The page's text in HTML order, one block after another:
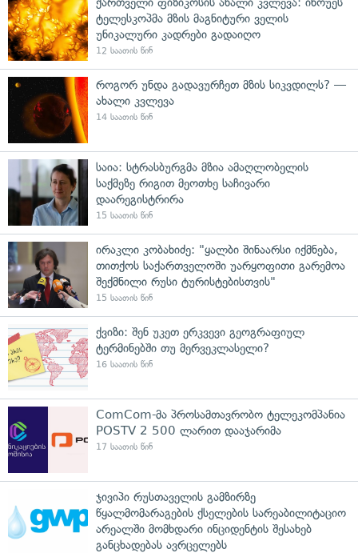
ტელესკოპმა მზის მაგნიტური ველის
უნიკალური კადრები გადაიღო
12 საათის წინ
როგორ უნდა გადავურჩეთ მზის სიკვდილს? —
ახალი კვლევა
14 საათის წინ
საია: სტრასბურგმა მზია ამაღლობელის
საქმეზე რიგით მეოთხე საჩივარი
დაარეგისტრირა
15 საათის წინ
ირაკლი კობახიძე: "ყალბი შინაარსი იქმნება,
თითქოს საქართველოში უარყოფითი გარემოა
შექმნილი რუსი ტურისტებისთვის"
15 საათის წინ
ქვიზი: შენ უკეთ ერკვევი გეოგრაფიულ
ტერმინებში თუ მერვეკლასელი?
16 საათის წინ
ComCom-მა პროსამთავრობო ტელეკომპანია
POSTV 2 500 ლარით დააჯარიმა
17 საათის წინ
ჯივიპი რუსთაველის გამზირზე
წყალმომარაგების ქსელების სარეაბილიტაციო
არეალში მომხდარი ინციდენტის შესახებ
განცხადებას ავრცელებს